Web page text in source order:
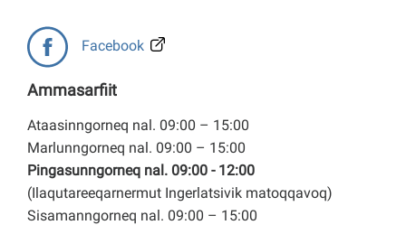
Facebook
Ammasarfiit
Ataasinngorneq nal. 09:00 – 15:00
Marlunngorneq nal. 09:00 – 15:00
Pingasunngorneq nal. 09:00 - 12:00
(Ilaqutareeqarnermut Ingerlatsivik matoqqavoq)
Sisamanngorneq nal. 09:00 – 15:00